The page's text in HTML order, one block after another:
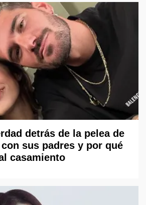
detrás de la pelea de
sus padres y por qué
casamiento